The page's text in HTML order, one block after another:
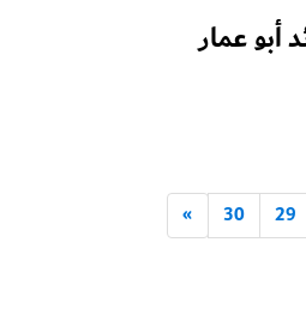
29
30
»